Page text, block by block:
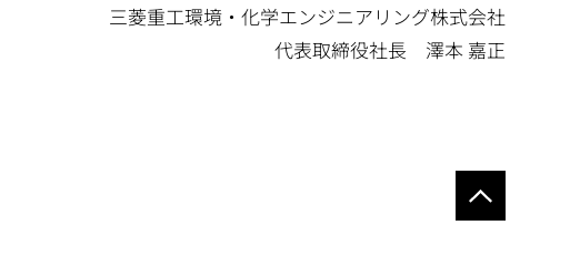
三菱重工環境・化学エンジニアリング株式会社
代表取締役社長 澤本 嘉正